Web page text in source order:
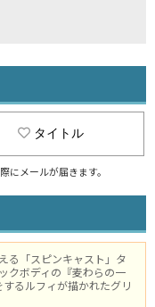
タイトル
メールが届きます。
る「スピンキャスト」タ
クボディの『麦わらの一
るルフィが描かれたグリ